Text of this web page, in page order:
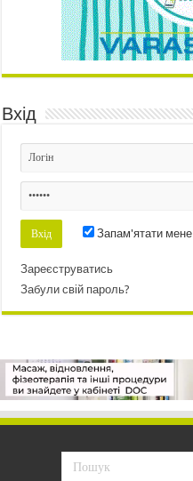
Вхід
Запам'ятати мене
Зареєструватись
Забули свій пароль?